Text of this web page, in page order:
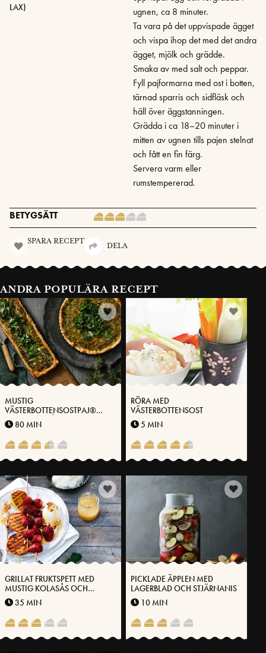
LAX)
ugnen, ca 8 minuter.
Ta vara på det uppvispade ägget
och vispa ihop det med det andra
ägget, mjölk och grädde.
Smaka av med salt och peppar.
Fyll pajformarna med ost i botten,
tärnad sparris och sidfläsk och
häll över äggstanningen.
Grädda i ca 18–20 minuter i
mitten av ugnen tills pajen stelnat
och fått en fin färg.
Servera varm eller
rumstempererad.
BETYGSÄTT
SPARA RECEPT
DELA
ANDRA POPULÄRA RECEPT
MUSTIG
VÄSTERBOTTENSOSTPAJ®
MED GRÖNKÅL
80 MIN
RÖRA MED
VÄSTERBOTTENSOST
5 MIN
GRILLAT FRUKTSPETT MED
MUSTIG KOLASÅS OCH
SALTROSTADE MANDLAR
35 MIN
PICKLADE ÄPPLEN MED
LAGERBLAD OCH STJÄRNANIS
10 MIN